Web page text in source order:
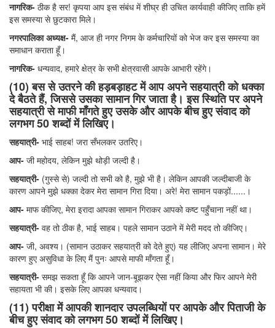
नागरिक- ठीक है सर! कृपया आप इस संबंध में शीघ्र ही उचित कार्यवाही कीजिए ताकि हमें
इस समस्या से छुटकारा मिले।
नगरपालिका अध्यक्ष- मैं, आज ही नगर निगम के कर्मचारियों को भेज कर इस समस्या का
समाधान कराता हूँ।
नागरिक- धन्यवाद, हमारे क्षेत्र के सभी क्षेत्रवासी आपके आभारी रहेंगे।
(10) बस से उतरने की हड़बड़ाहट में आप अपने सहयात्री को धक्का
दे बैठते हैं, जिससे उसका सामान गिर जाता है। इस स्थिति पर अपने
सहयात्री से माफी माँगते हुए उसके और आपके बीच हुए संवाद को
लगभग 50 शब्दों में लिखिए।
सहयात्री- भाई साहब! जरा सँभलकर उतरिए।
आप- जी महोदय, लेकिन मुझे थोड़ी जल्दी है।
सहयात्री- (गुस्से से) जल्दी तो सभी को है, मुझे भी है। लेकिन आपकी जल्दीबाजी के
कारण आपने मुझे धक्का देकर मेरा सामान गिरा दिया। अरे! मेरा सामान पकड़ों......।
आप- माफ कीजिए, मेरा इरादा आपका सामान गिराकर आपको कष्ट पहुँचाना नहीं था।
सहयात्री- वह तो ठीक है, भाई साहब। पहले सामान उठाने में मेरी मदद तो कीजिए।
आप- जी, अवश्य। (सामान उठाकर सहयात्री को देते हुए) यह लीजिए अपना सामान। मेरे
कारण हुए असुविधा के लिए मैं पुनः आपसे माफी माँगता हूँ।
सहयात्री- समझ सकता हूँ कि आपने जान-बूझकर ऐसा नहीं किया और फिर आपने मेरी
सहायता भी की। इसके लिए आपका धन्यवाद।
(11) परीक्षा में आपकी शानदार उपलब्धियों पर आपके और पिताजी के
बीच हुए संवाद को लगभग 50 शब्दों में लिखिए।